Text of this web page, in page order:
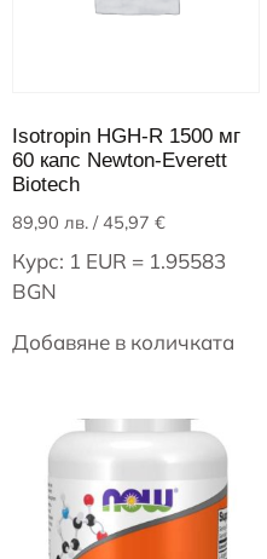
Isotropin HGH-R 1500 мг
60 капс Newton-Everett
Biotech
89,90 лв. / 45,97 €
Курс: 1 EUR = 1.95583
BGN
Добавяне в количката